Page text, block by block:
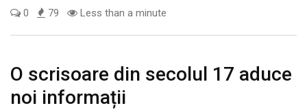
0 79 Less than a minute
O scrisoare din secolul 17 aduce
noi informații